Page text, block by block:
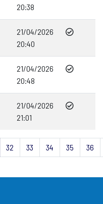
20:38
21/04/2026
20:40
21/04/2026
20:48
21/04/2026
21:01
32 33 34 35 36